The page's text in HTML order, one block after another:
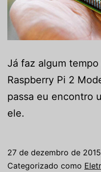
Já faz algum
Raspberry Pi 2
passa eu encontro
ele.
27 de dezembro de 2015
Categorizado como